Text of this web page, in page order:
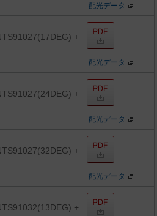
配光データ
+
配光データ
+
配光データ
+
配光データ
+